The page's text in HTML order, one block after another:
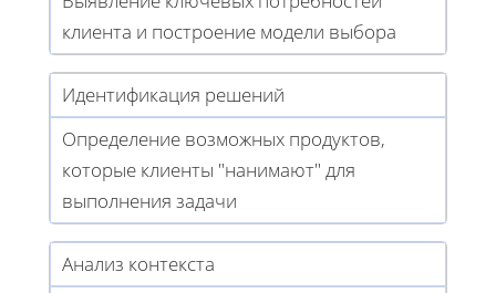
клиента и построение модели выбора
Идентификация решений
Определение возможных продуктов,
которые клиенты "нанимают" для
выполнения задачи
Анализ контекста